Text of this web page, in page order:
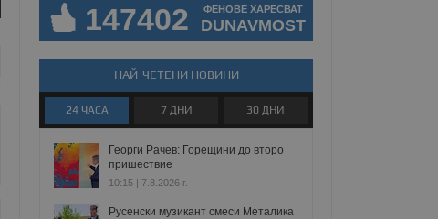
147402 ФЕНОВЕ ХАРЕСВАТ
DUNAVMOST
НАЙ-ЧЕТЕНИ НОВИНИ
24 ЧАСА 7 ДНИ 30 ДНИ
Георги Рачев: Горещини до второ
пришествие
10:15 | 7.8.2026 г.
Русенски музикант смеси Металика